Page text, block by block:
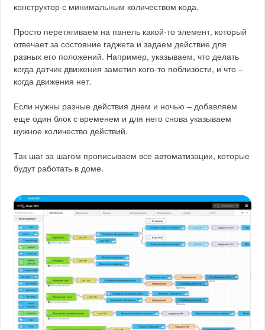
конструктор с минимальным количеством кода.
Просто перетягиваем на панель какой-то элемент, который
отвечает за состояние гаджета и задаем действие для
разных его положений. Например, указываем, что делать
когда датчик движения заметил кого-то поблизости, и что –
когда движения нет.
Если нужны разные действия днем и ночью – добавляем
еще один блок с временем и для него снова указываем
нужное количество действий.
Так шаг за шагом прописываем все автоматизации, которые
будут работать в доме.